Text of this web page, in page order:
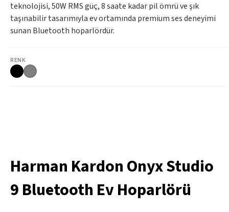
teknolojisi, 50W RMS güç, 8 saate kadar pil ömrü ve şık
taşınabilir tasarımıyla ev ortamında premium ses deneyimi
sunan Bluetooth hoparlördür.
RENK
Harman Kardon Onyx Studio
9 Bluetooth Ev Hoparlörü